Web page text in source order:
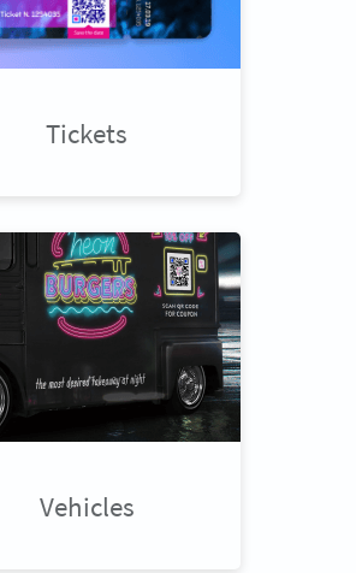
Tickets
Vehicles